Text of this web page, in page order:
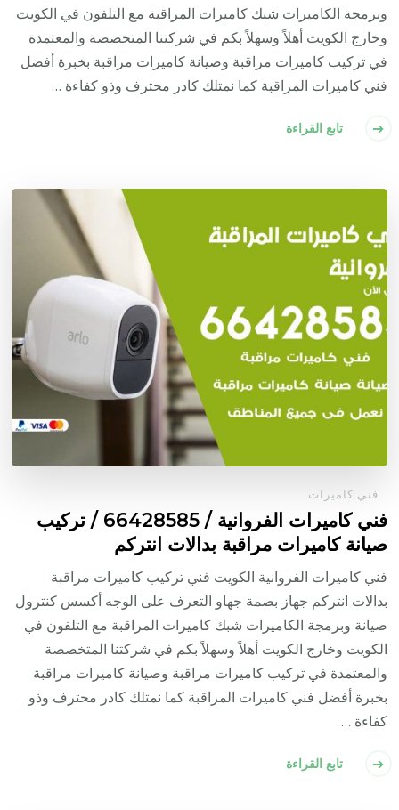
وبرمجة الكاميرات شبك كاميرات المراقبة مع التلفون في الكويت
وخارج الكويت أهلاً وسهلاً بكم في شركتنا المتخصصة والمعتمدة
في تركيب كاميرات مراقبة وصيانة كاميرات مراقبة بخبرة أفضل
فني كاميرات المراقبة كما نمتلك كادر محترف وذو كفاءة …
تابع القراءة
فني كاميرات
فني كاميرات الفروانية / 66428585 / تركيب
صيانة كاميرات مراقبة بدالات انتركم
فني كاميرات الفروانية الكويت فني تركيب كاميرات مراقبة
بدالات انتركم جهاز بصمة جهاو التعرف على الوجه أكسس كنترول
صيانة وبرمجة الكاميرات شبك كاميرات المراقبة مع التلفون في
الكويت وخارج الكويت أهلاً وسهلاً بكم في شركتنا المتخصصة
والمعتمدة في تركيب كاميرات مراقبة وصيانة كاميرات مراقبة
بخبرة أفضل فني كاميرات المراقبة كما نمتلك كادر محترف وذو
كفاءة …
تابع القراءة